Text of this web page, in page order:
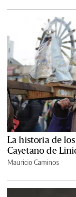
La historia de
Cayetano de
Mauricio Caminos